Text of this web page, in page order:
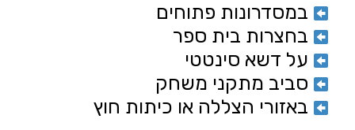
במסדרונות פתוחים
בחצרות בית ספר
על דשא סינטטי
סביב מתקני משחק
באזורי הצללה או כיתות חוץ